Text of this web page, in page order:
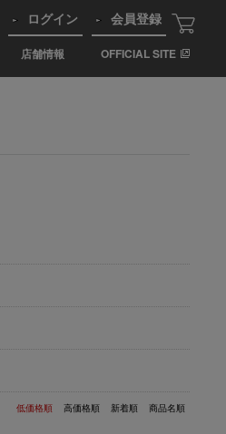
店舗情報 OFFICIAL SITE
ログイン 会員登録
低価格順 高価格順 新着順 商品名順